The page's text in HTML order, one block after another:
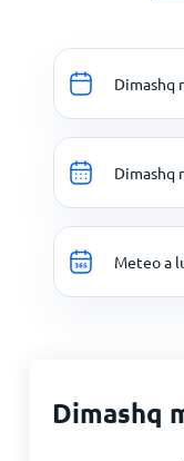
Dimashq
Dimashq
Meteo a
Dimashq